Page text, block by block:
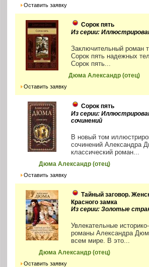
Оставить заявку
Сорок пять
Из серии:
Заключительный роман
Сорок пять надежных
Сорок пять...
Дюма Александр (отец)
Оставить заявку
Сорок пять
Из серии:
сочинений
В новый том
сочинений Александра
классический роман...
Дюма Александр (отец)
Оставить заявку
Тайный заговор.
Красного замка
Из серии: Золотые
Увлекательные
романы Александра
всем мире. В это...
Дюма Александр (отец)
Оставить заявку